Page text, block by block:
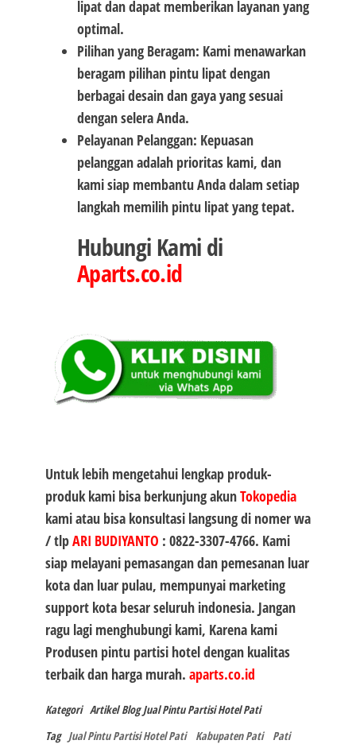
lipat dan dapat memberikan layanan yang
optimal.
Pilihan yang Beragam: Kami menawarkan
beragam pilihan pintu lipat dengan
berbagai desain dan gaya yang sesuai
dengan selera Anda.
Pelayanan Pelanggan: Kepuasan
pelanggan adalah prioritas kami, dan
kami siap membantu Anda dalam setiap
langkah memilih pintu lipat yang tepat.
Hubungi Kami di
Aparts.co.id
Untuk lebih mengetahui lengkap produk-
produk kami bisa berkunjung akunTokopedia
kami atau bisa konsultasi langsung di nomer wa
/ tlpARI BUDIYANTO : 0822-3307-4766. Kami
siap melayani pemasangan dan pemesanan luar
kota dan luar pulau, mempunyai marketing
support kota besar seluruh indonesia. Jangan
ragu lagi menghubungi kami, Karena kami
Produsen pintu partisi hoteldengan kualitas
terbaik dan harga murah. aparts.co.id
Kategori Artikel Blog Jual Pintu Partisi Hotel Pati
Tag Jual Pintu Partisi Hotel Pati Kabupaten Pati Pati